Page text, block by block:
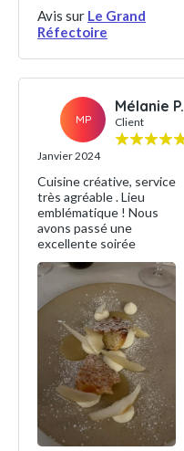
Avis sur Le Grand
Réfectoire
MP
Mélanie P.
Client
Janvier 2024
Cuisine créative, service
très agréable . Lieu
emblématique ! Nous
avons passé une
excellente soirée